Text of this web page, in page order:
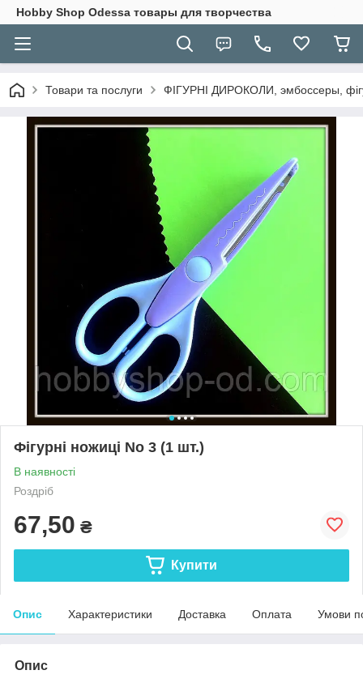
Hobbу Shop Odessa товары для творчества
Товари та послуги ФІГУРНІ ДИРОКОЛИ, эмбоссеры,
Фігурні ножиці No 3 (1 шт.)
В наявності
Роздріб
67,50 ₴
Купити
Опис Характеристики Доставка Оплата Умови
Опис